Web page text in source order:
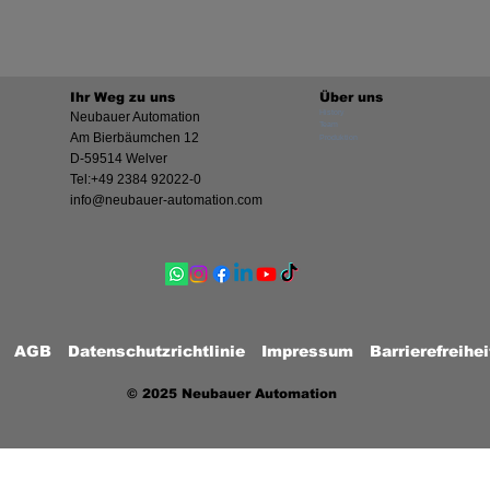
Ihr Weg zu uns
Neubauer Automation
Am Bierbäumchen 12
D-59514 Welver
Tel:+49 2384 92022-0
info@neubauer-automation.com
Über uns
History
Team
Produktion
AGB Datenschutzrichtlinie Impressum
© 2025 Neubauer Automation